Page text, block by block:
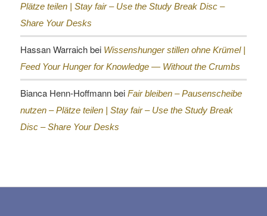
Plätze teilen | Stay fair – Use the Study Break Disc –
Share Your Desks
Hassan Warraichbei Wissenshunger stillen ohne Krümel |
Feed Your Hunger for Knowledge — Without the Crumbs
Bianca Henn-Hoffmannbei Fair bleiben – Pausenscheibe
nutzen – Plätze teilen | Stay fair – Use the Study Break
Disc – Share Your Desks